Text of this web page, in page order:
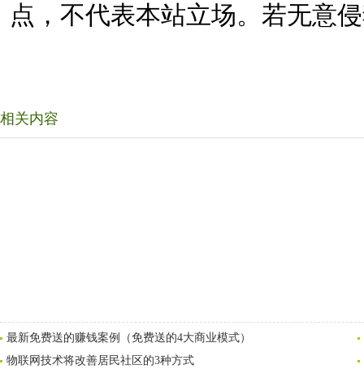
点，不代表本站立场。若无意
相关内容
最新免费送的赚钱案例（免费送的4大商业模式）
物联网技术将改善居民社区的3种方式